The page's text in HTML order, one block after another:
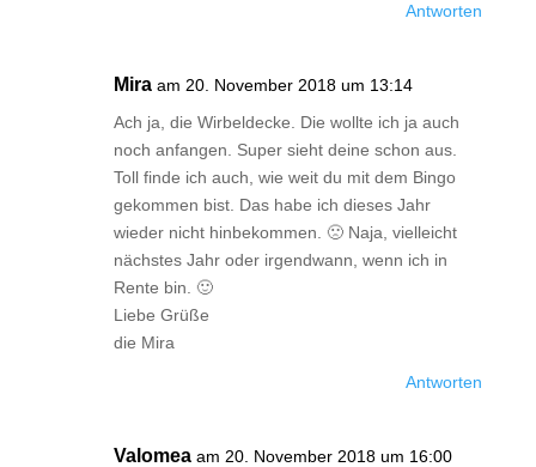
Antworten
Mira am 20. November 2018 um 13:14
Ach ja, die Wirbeldecke. Die wollte ich ja auch
noch anfangen. Super sieht deine schon aus.
Toll finde ich auch, wie weit du mit dem Bingo
gekommen bist. Das habe ich dieses Jahr
wieder nicht hinbekommen. 🙁 Naja, vielleicht
nächstes Jahr oder irgendwann, wenn ich in
Rente bin. 🙂
Liebe Grüße
die Mira
Antworten
Valomea am 20. November 2018 um 16:00